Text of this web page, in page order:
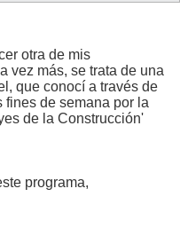
otra de mis
vez más, se trata de una
que conocí a través de
fines de semana por la
de la Construcción'
programa,